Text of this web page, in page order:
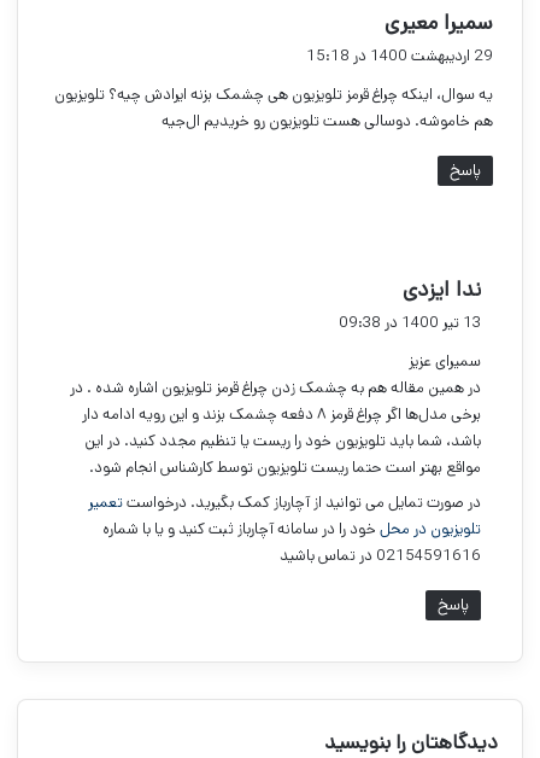
سمیرا معیری
ف
:
29 اردیبهشت 1400 در 15:18
یه سوال، اینکه چراغ قرمز تلویزیون هی چشمک بزنه ایرادش چیه؟ تلویزیون
هم خاموشه. دوسالی هست تلویزیون رو خریدیم ال‌جیه
پاسخ
ندا ایزدی
13 تیر 1400 در 09:38
سمیرای عزیز
در همین مقاله هم به چشمک زدن چراغ قرمز تلویزیون اشاره شده . در
برخی مدل‌ها اگر چراغ قرمز ۸ دفعه چشمک بزند و این رویه ادامه دار
باشد، شما باید تلویزیون خود را ریست یا تنظیم مجدد کنید. در این
مواقع بهتر است حتما ریست تلویزیون توسط کارشناس انجام شود.
در صورت تمایل می توانید از آچارباز کمک بگیرید. درخواستتعمیر
تلویزیون در محل خود را در سامانه آچارباز ثبت کنید و یا با شماره
02154591616 در تماس باشید
پاسخ
دیدگاهتان را بنویسید